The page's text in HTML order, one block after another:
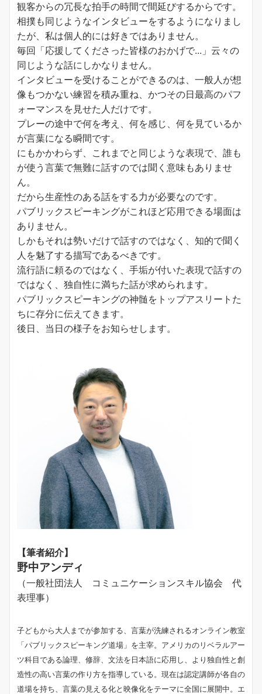
観客からの冗長な拍手の時間で間延びするからです。
相撲も同じようなインタビューをするようになりまし
たが、私は個人的には好きではありません。
毎回「応援してくださった皆様のおかげで...」云々の
同じような話にしかなりません。
インタビューを受けることができるのは、一般人が想
像もつかない練習を積み重ね、かつその日最高のパフ
ォーマンスを見せた人だけです。
プレーの途中で何を考え、何を感じ、何を見ているか
が言葉になる瞬間です。
にもかかわらず、これまでと同じような表現で、誰も
が使う言葉で無難に話すのでは聞く意味もありませ
ん。
だから生産性のある話をする力が必要なのです。
パブリックスピーキングがこれほど応用できる場面は
ありません。
しかもそれは勢いだけで話すのではなく、知的で聞く
人を魅了する描写であるべきです。
流行語に頼るのではなく、手垢が付いた表現で話すの
ではなく、独自性に満ちた話が求められます。
パブリックスピーキングの神髄をトップアスリートた
ちに存分に伝えてきます。
後日、当日の様子をお知らせします。
【筆者紹介】
野中アンディ
（一般社団法人 コミュニケーションスキル協会 代
表理事）
子どもから大人までが参加する、言葉が洗練されるオンライン教室
「パブリックスピーキング道場」を主宰。アメリカのリベラルアー
ツ科目である論理、修辞、文法を日本語に応用し、より独自性と創
造性の高い言葉の作り方を指導している。現在は認定講師が各自の
道場を持ち、言葉の見える化と映像化をテーマに全国に展開中。エ